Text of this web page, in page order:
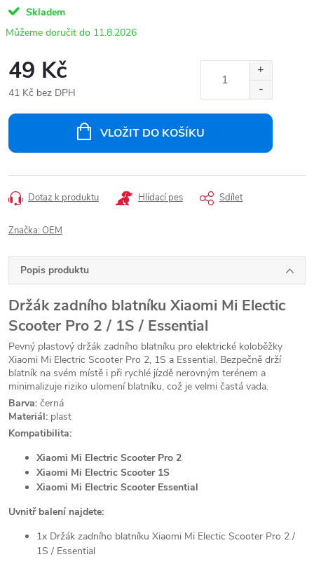
Skladem
11.8.2026
49 Kč
41 Kč bez DPH
VLOŽIT DO KOŠÍKU
Dotaz k produktu Hlídací pes Sdílet
Značka: OEM
Popis produktu
Držák zadního blatníku Xiaomi Mi Electic
Scooter Pro 2 / 1S / Essential
Pevný plastový držák zadního blatníku pro elektrické koloběžky
Xiaomi Mi Electric Scooter Pro 2, 1S a Essential. Bezpečně drží
blatník na svém místě i při rychlé jízdě nerovným terénem a
minimalizuje riziko ulomení blatníku, což je velmi častá vada.
Barva: černá
Materiál: plast
Kompatibilita:
Xiaomi Mi Electric Scooter Pro 2
Xiaomi Mi Electric Scooter 1S
Xiaomi Mi Electric Scooter Essential
Uvnitř balení najdete:
1x Držák zadního blatníku Xiaomi Mi Electic Scooter Pro 2 /
1S / Essential